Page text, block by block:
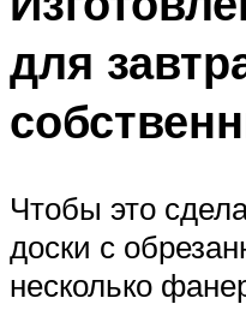
для
Чтобы это
доски с
несколько